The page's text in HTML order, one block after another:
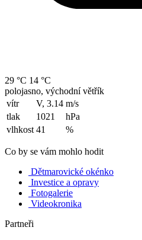
29 °C 14 °C
polojasno, východní větřík
vítr
V, 3.14 m/s
tlak
1021
hPa
vlhkost 41 %
Co by se vám mohlo hodit
Dětmarovické okénko
Investice a opravy
Fotogalerie
Videokronika
Partneři